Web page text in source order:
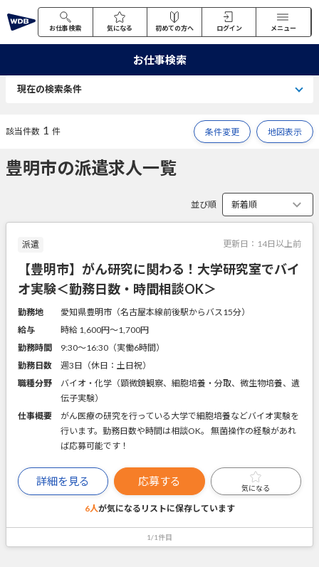
お仕事検索 気になる 初めての方へ ログイン メニュー
お仕事検索
現在の検索条件
該当件数 1 件 条件変更 地図表示
豊明市の派遣求人一覧
並び順
派遣 更新日： 14日以上前
【豊明市】がん研究に関わる！大学研究室でバイ
オ実験＜勤務日数・時間相談OK＞
勤務地
愛知県豊明市（名古屋本線前後駅からバス15分）
給与
時給 1,600円〜1,700円
勤務時間
9:30～16:30（実働6時間）
勤務日数
週3日（休日：土日祝）
職種分野
バイオ・化学（顕微鏡観察、細胞培養・分取、微生物培養、遺
伝子実験）
仕事概要
がん医療の研究を行っている大学で細胞培養などバイオ実験を
行います。勤務日数や時間は相談OK。 無菌操作の経験があれ
ば応募可能です！
詳細を見る 応募する
気になる
6人が気になるリストに保存しています
1/1件目